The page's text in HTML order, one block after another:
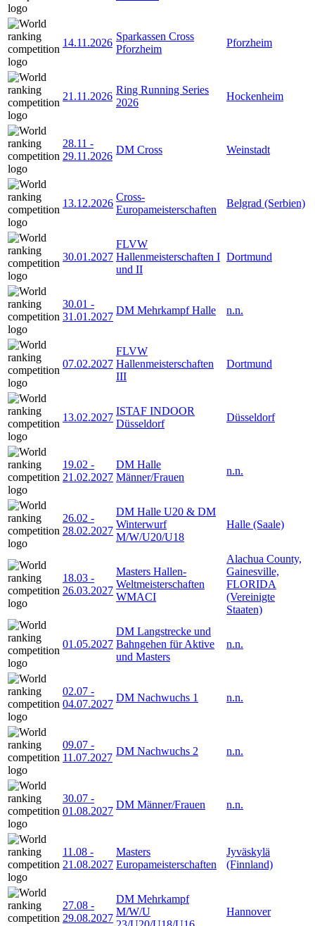
14.11.2026
Sparkassen Cross
Pforzheim
Pforzheim
21.11.2026
Ring Running Series
2026
Hockenheim
28.11 -
29.11.2026
DM Cross Weinstadt
13.12.2026
Cross-
Europameisterschaften
Belgrad (Serbien)
30.01.2027
FLVW
Hallenmeisterschaften I
und II
Dortmund
30.01 -
31.01.2027
DM Mehrkampf Halle n.n.
07.02.2027
FLVW
Hallenmeisterschaften
III
Dortmund
13.02.2027
ISTAF INDOOR
Düsseldorf
Düsseldorf
19.02 -
21.02.2027
DM Halle
Männer/Frauen
n.n.
26.02 -
28.02.2027
DM Halle U20 & DM
Winterwurf
M/W/U20/U18
Halle (Saale)
18.03 -
26.03.2027
Masters Hallen-
Weltmeisterschaften
WMACI
Alachua County,
Gainesville,
FLORIDA
(Vereinigte
Staaten)
01.05.2027
DM Langstrecke und
Bahngehen für Aktive
und Masters
n.n.
02.07 -
04.07.2027
DM Nachwuchs 1 n.n.
09.07 -
11.07.2027
DM Nachwuchs 2 n.n.
30.07 -
01.08.2027
DM Männer/Frauen n.n.
11.08 -
21.08.2027
Masters
Europameisterschaften
Jyväskylä
(Finnland)
27.08 -
29.08.2027
DM Mehrkampf
M/W/U
Hannover